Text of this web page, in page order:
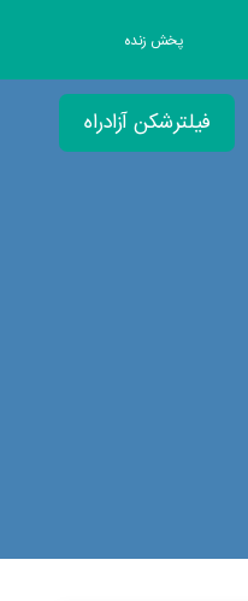
پخش زنده
فیلترشکن آزادراه